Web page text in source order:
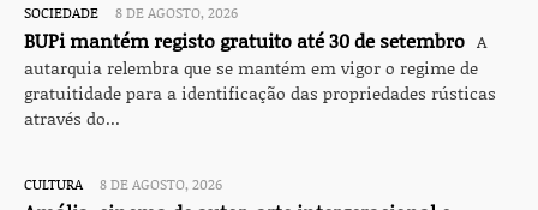
SOCIEDADE 8 DE AGOSTO, 2026
BUPi mantém registo gratuito até 30 de setembro A
autarquia relembra que se mantém em vigor o regime de
gratuitidade para a identificação das propriedades rústicas
através do...
CULTURA 8 DE AGOSTO, 2026